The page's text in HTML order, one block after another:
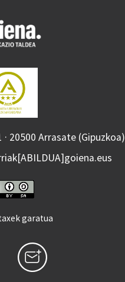
20500 Arrasate (Gipuzkoa)
garatua